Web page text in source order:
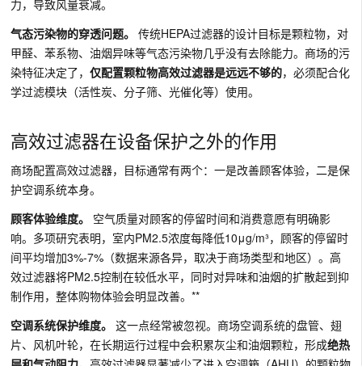
力，导致风量衰减。
气态污染物的穿透问题。 传统HEPA过滤器的设计目标是颗粒物，对
甲醛、苯系物、油烟异味等气态污染物几乎没有去除能力。商场的污
染特征决定了， 仅配置颗粒物高效过滤器是远远不够的，必须配合化
学过滤模块（活性炭、分子筛、光催化等）使用。
高效过滤器在设备保护之外的作用
商场配置高效过滤器，目标通常有两个：一是改善顾客体验，二是保
护空调系统本身。
顾客体验维度。
空气质量对顾客的停留时间和消费意愿有明确影
响。多项研究表明，室内PM2.5浓度每降低10μg/m³，顾客的停留时
间平均增加3%-7%（数据来源各异，取决于商场类型和地区）。高
效过滤器将PM2.5控制在较低水平，同时对异味和油烟的扩散起到抑
制作用，整体购物体验会明显改善。**
空调系统保护维度。 这一点经常被忽视。商场空调系统的盘管、翅
片、风机叶轮，在长期运行过程中会积累灰尘和油烟颗粒，形成绝热